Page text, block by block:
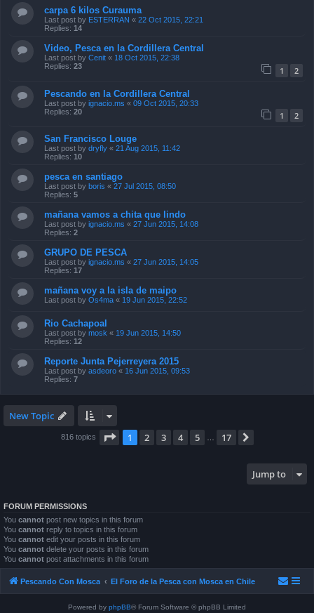
carpa 6 kilos Curauma
Last post by ESTERRAN « 22 Oct 2015, 22:21
Replies: 14
Video, Pesca en la Cordillera Central
Last post by Cenit « 18 Oct 2015, 22:38
Replies: 23 1 2
Pescando en la Cordillera Central
Last post by ignacio.ms « 09 Oct 2015, 20:33
Replies: 20 1 2
San Francisco Louge
Last post by dryfly « 21 Aug 2015, 11:42
Replies: 10
pesca en santiago
Last post by boris « 27 Jul 2015, 08:50
Replies: 5
mañana vamos a chita que lindo
Last post by ignacio.ms « 27 Jun 2015, 14:08
Replies: 2
GRUPO DE PESCA
Last post by ignacio.ms « 27 Jun 2015, 14:05
Replies: 17
mañana voy a la isla de maipo
Last post by Os4ma « 19 Jun 2015, 22:52
Rio Cachapoal
Last post by mosk « 19 Jun 2015, 14:50
Replies: 12
Reporte Junta Pejerreyera 2015
Last post by asdeoro « 16 Jun 2015, 09:53
Replies: 7
New Topic
816 topics Page 1of 17
1 2 3 4 5 17
Jump to
FORUM PERMISSIONS
You cannot post new topics in this forum
You cannot reply to topics in this forum
You cannot edit your posts in this forum
You cannot delete your posts in this forum
You cannot post attachments in this forum
Pescando Con Mosca El Foro de la Pesca con Mosca en Chile
Powered by phpBB® Forum Software © phpBB Limited